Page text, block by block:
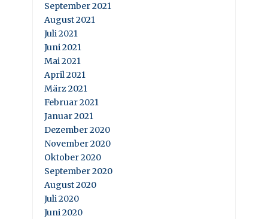
September 2021
August 2021
Juli 2021
Juni 2021
Mai 2021
April 2021
März 2021
Februar 2021
Januar 2021
Dezember 2020
November 2020
Oktober 2020
September 2020
August 2020
Juli 2020
Juni 2020